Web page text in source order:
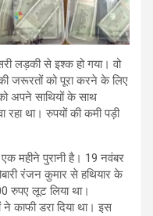
लड़की से इश्क हो गया। वो
जरूरतों को पूरा करने के लिए
अपने साथियों के साथ
रहा था। रुपयों की कमी पड़ी
महीने पुरानी है। 19 नवंबर
रंजन कुमार से हथियार के
रुपए लूट लिया था।
ने काफी डरा दिया था। इस